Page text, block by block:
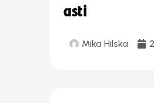
asti
Mika Hilska